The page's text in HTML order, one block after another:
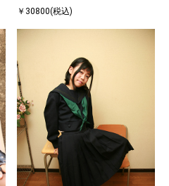
￥30800(税込)